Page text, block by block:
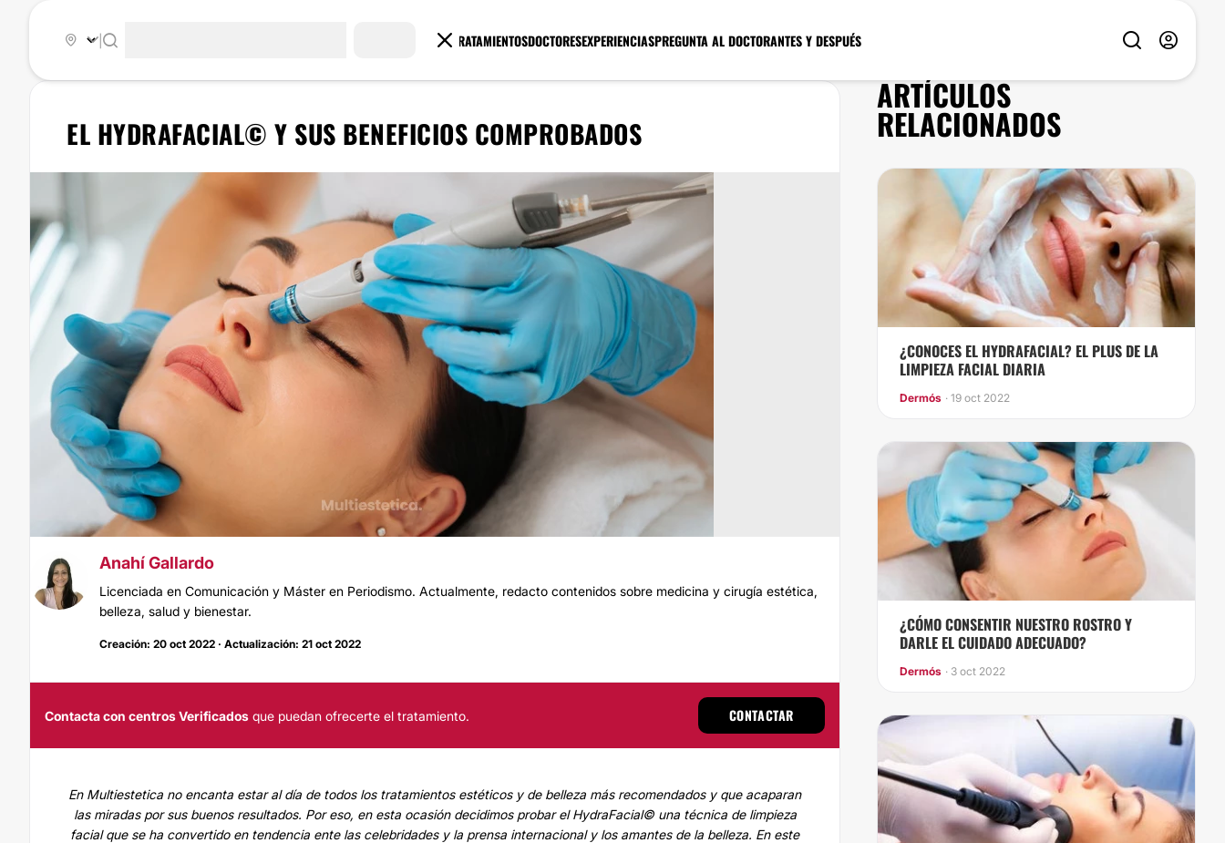
TRATAMIENTOSDOCTORESEXPERIENCIASPREGUNTA AL DOCTORANTES Y DESPUÉS
EL HYDRAFACIAL© Y SUS BENEFICIOS COMPROBADOS
Anahí Gallardo
Licenciada en Comunicación y Máster en Periodismo. Actualmente, redacto contenidos sobre medicina y cirugía estética,
belleza, salud y bienestar.
Creación: 20 oct 2022 · Actualización: 21 oct 2022
Contacta con centros Verificados que puedan ofrecerte el tratamiento. CONTACTAR
En Multiestetica no encanta estar al día de todos los tratamientos estéticos y de belleza más recomendados y que acaparan
las miradas por sus buenos resultados. Por eso, en esta ocasión decidimos probar elHydraFacial© una técnica de limpieza
facial que se ha convertido en tendencia ente las celebridades y la prensa internacional y los amantes de la belleza. En este
ARTÍCULOS
RELACIONADOS
¿CONOCES EL HYDRAFACIAL? EL PLUS DE LA
LIMPIEZA FACIAL DIARIA
Dermós · 19 oct 2022
¿CÓMO CONSENTIR NUESTRO ROSTRO Y
DARLE EL CUIDADO ADECUADO?
Dermós · 3 oct 2022